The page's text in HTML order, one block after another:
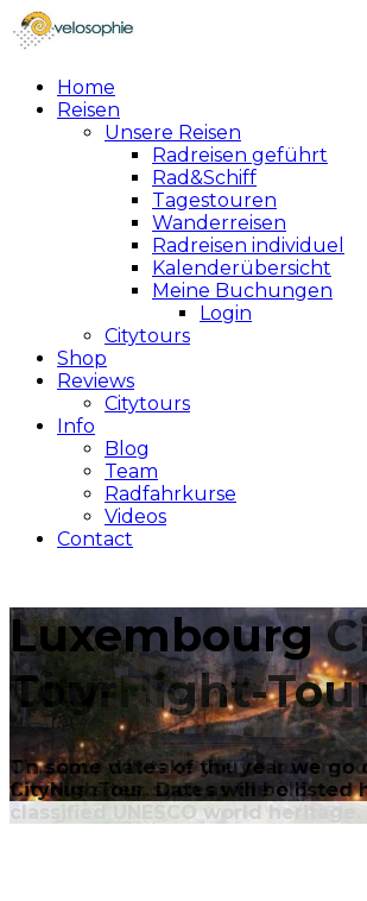
Home
Reisen
Unsere Reisen
Radreisen geführt
Rad&Schiff
Tagestouren
Wanderreisen
Radreisen individuel
Kalenderübersicht
Meine Buchungen
Login
Citytours
Shop
Reviews
Citytours
Info
Blog
Team
Radfahrkurse
Videos
Contact
Luxembourg
City-Night-
On some dates of the year we go
CityNighTour. Dates will be listed